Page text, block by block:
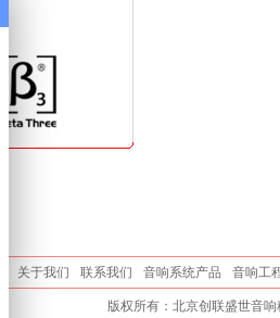
关于我们 联系我们 音响系统产品 音响工
版权所有：北京创联盛世音响